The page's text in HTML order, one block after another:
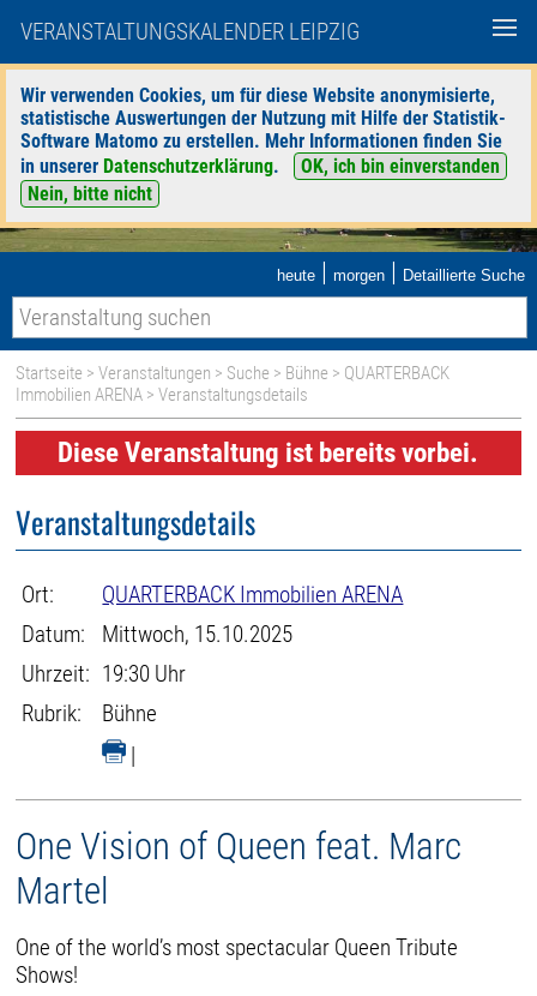
VERANSTALTUNGSKALENDER LEIPZIG
Wir verwenden Cookies, um für diese Website anonymisierte,
statistische Auswertungen der Nutzung mit Hilfe der Statistik-
Software Matomo zu erstellen. Mehr Informationen finden Sie
in unserer Datenschutzerklärung.
OK, ich bin einverstanden
Nein, bitte nicht
heute | morgen | Detaillierte Suche
Startseite >Veranstaltungen > Suche > Bühne > QUARTERBACK
Immobilien ARENA > Veranstaltungsdetails
Diese Veranstaltung ist bereits vorbei.
Veranstaltungsdetails
Ort:
QUARTERBACK Immobilien ARENA
Datum:
Mittwoch, 15.10.2025
Uhrzeit: 19:30 Uhr
Rubrik:
Bühne
|
One Vision of Queen feat. Marc
Martel
One of the world’s most spectacular Queen Tribute
Shows!